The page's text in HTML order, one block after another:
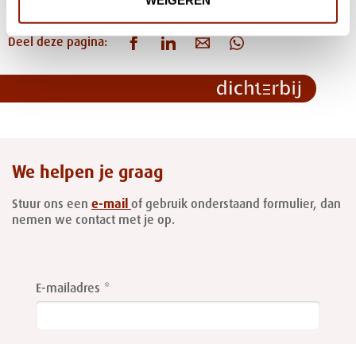
Deel deze pagina:
We helpen je graag
Stuur ons een e-mail of gebruik onderstaand formulier, dan
nemen we contact met je op.
this
field
E-mailadres